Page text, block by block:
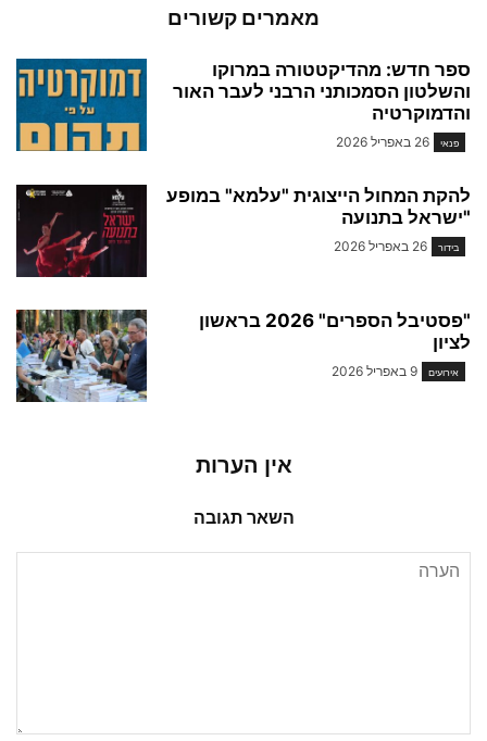
מאמרים קשורים
ספר חדש: מהדיקטטורה במרוקו
והשלטון הסמכותני הרבני לעבר האור
והדמוקרטיה
פנאי 26 באפריל 2026
להקת המחול הייצוגית "עלמא" במופע
"ישראל בתנועה
בידור 26 באפריל 2026
"פסטיבל הספרים" 2026 בראשון
לציון
אירועים 9 באפריל 2026
אין הערות
השאר תגובה